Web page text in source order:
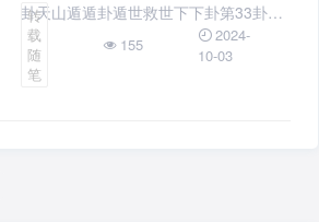
卦天山遁遁卦遁世救世下下卦第33卦天
山遁遁卦遁世救世下下卦象曰：浓云蔽
日不光明，劝君且莫出远行，婚姻求财
皆不利，提防口舌到门庭。
转
载
随
笔
155
2024-
10-03